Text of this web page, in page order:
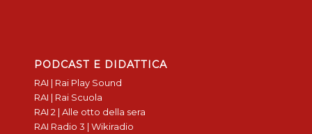
PODCAST E DIDATTICA
RAI | Rai Play Sound
RAI | Rai Scuola
RAI 2 | Alle otto della sera
RAI Radio 3 | Wikiradio